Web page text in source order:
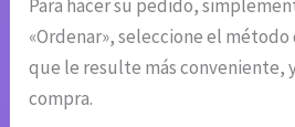
Para hacer su pedido,
«Ordenar», seleccione el
que le resulte más conveniente,
compra.